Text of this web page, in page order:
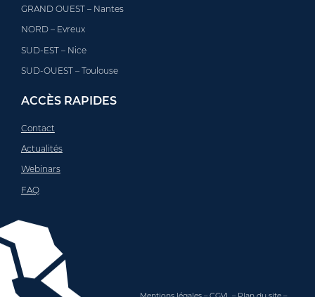
GRAND OUEST – Nantes
NORD – Evreux
SUD-EST – Nice
SUD-OUEST – Toulouse
ACCÈS RAPIDES
Contact
Actualités
Webinars
FAQ